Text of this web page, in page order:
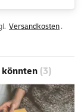
Versandkosten.
könnten (3)